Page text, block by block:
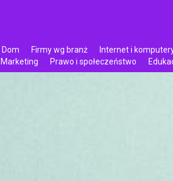
Dom Firmy wg branż Internet i
Marketing Prawo i społeczeństwo